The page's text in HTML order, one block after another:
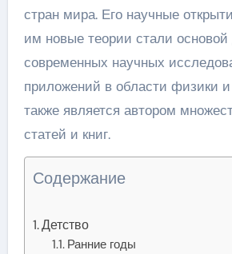
стран мира. Его научные
им новые теории стали основой
современных научных
приложений в области физики
также является автором
статей и книг.
Содержание
Детство
Ранние годы